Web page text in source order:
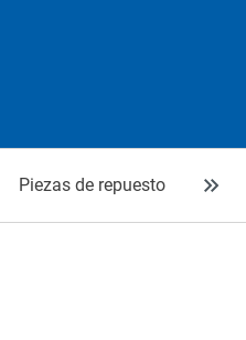
Piezas de repuesto